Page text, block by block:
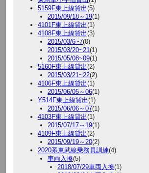
5159F東上線貸出(5)
2015/09/18～19(1)
4101F東上線貸出(1)
4108F東上線貸出(3)
2015/03/6~7(0)
2015/03/20~21 (1)
2015/05/08~09(1)
5160F東上線貸出(2)
2015/03/21~22(2)
4106F東上線貸出(1)
2015/06/05～06(1)
Y514F東上線貸出(1)
2015/06/06～07(1)
4103F東上線貸出(1)
2015/07/17～19(1)
4109F東上線貸出(2)
2015/09/19～20(2)
2020系東武線乗務員訓練(4)
車両入換(5)
2018/07/29車両入換(1)